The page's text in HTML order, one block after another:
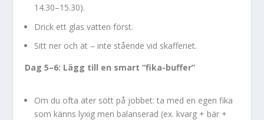
14.30–15.30).
Drick ett glas vatten först.
Sitt ner och ät – inte stående vid skafferiet.
Dag 5–6: Lägg till en smart “fika-buffer”
Om du ofta äter sött på jobbet: ta med en egen fika
som känns lyxig men balanserad (ex. kvarg + bär +